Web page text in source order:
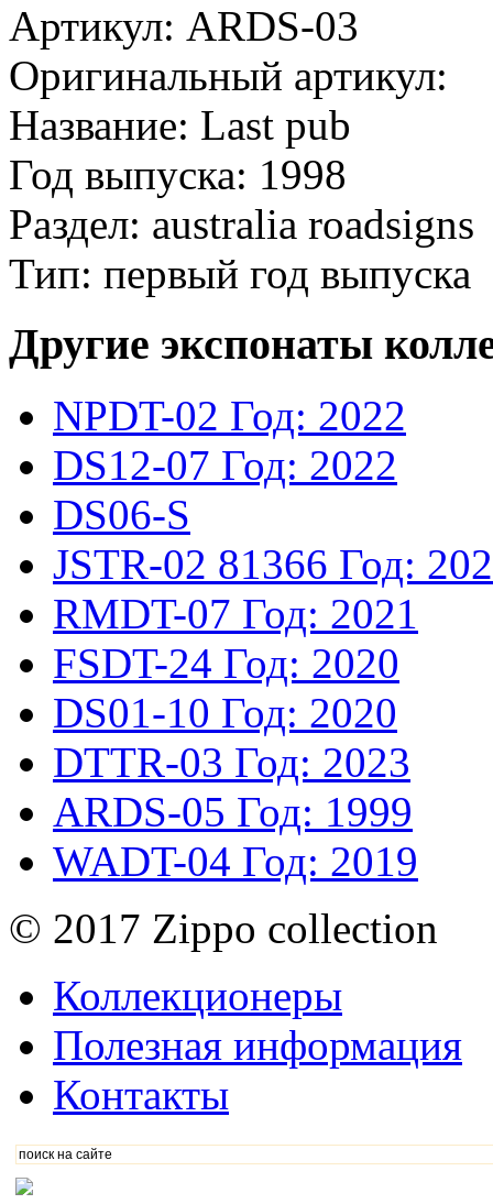
Артикул: ARDS-03
Оригинальный артикул:
Название: Last pub
Год выпуска: 1998
Раздел: australia roadsigns
Тип: первый год выпуска
Другие экспонаты
NPDT-02 Год: 2022
DS12-07 Год: 2022
DS06-S
JSTR-02 81366 Год:
RMDT-07 Год: 2021
FSDT-24 Год: 2020
DS01-10 Год: 2020
DTTR-03 Год: 2023
ARDS-05 Год: 1999
WADT-04 Год: 2019
© 2017 Zippo collection
Коллекционеры
Полезная информация
Контакты